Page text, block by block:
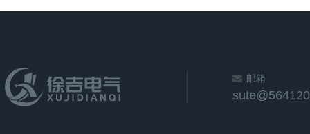
邮箱